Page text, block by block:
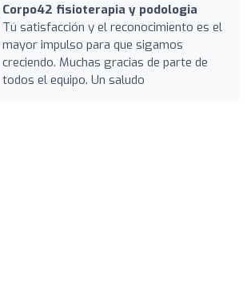
Corpo42 fisioterapia y podologia
Tú satisfacción y el reconocimiento es el
mayor impulso para que sigamos
creciendo. Muchas gracias de parte de
todos el equipo. Un saludo